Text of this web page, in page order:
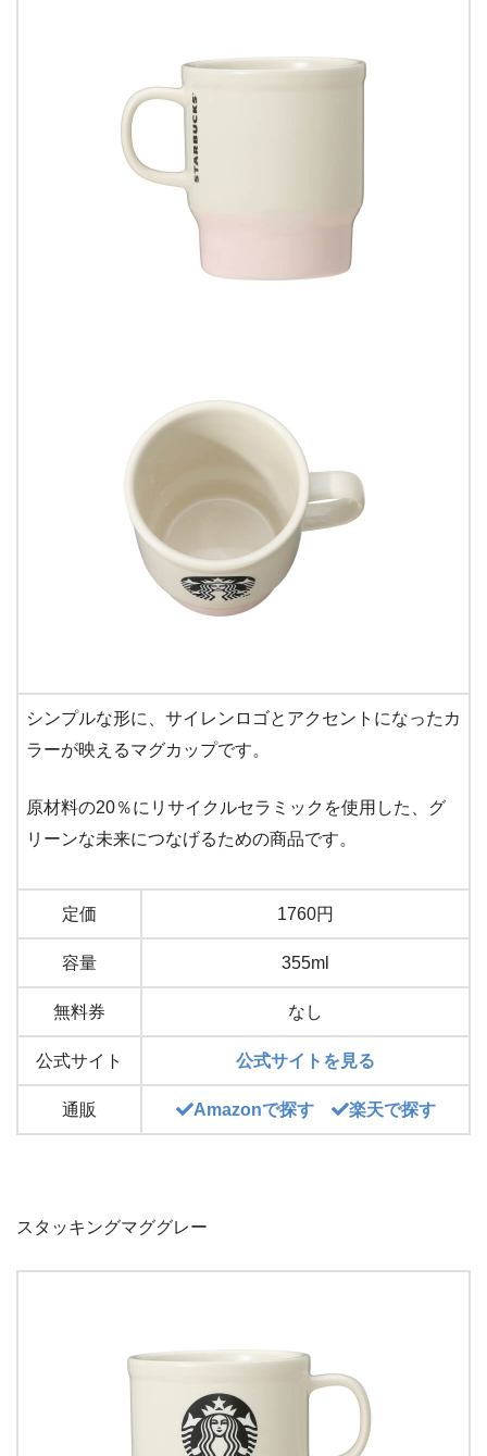
シンプルな形に、サイレンロゴとアクセントになったカ
ラーが映えるマグカップです。
原材料の20％にリサイクルセラミックを使用した、グ
リーンな未来につなげるための商品です。
定価 1760円
容量 355ml
無料券 なし
公式サイト 公式サイトを見る
通販 Amazonで探す 楽天で探す
スタッキングマググレー